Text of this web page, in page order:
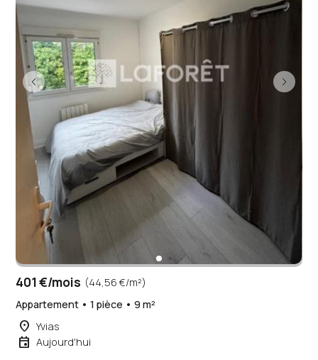
401 €/mois (44,56 €/m²)
Appartement • 1 pièce • 9 m²
place Yvias
event Aujourd'hui